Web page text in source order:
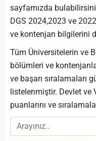
sayfamızda
DGS 2024,2023 ve
ve kontenjan bilgilerini
Tüm Üniversitelerin ve
bölümleri ve
ve başarı sıralamaları
listelenmiştir. Devlet ve
puanlarını ve